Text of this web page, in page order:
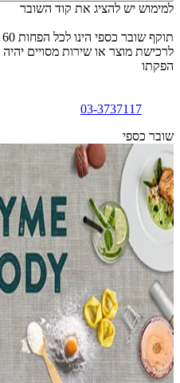
למימוש יש להציג את קוד השובר
הפקתו
03-3737117
שובר כספי